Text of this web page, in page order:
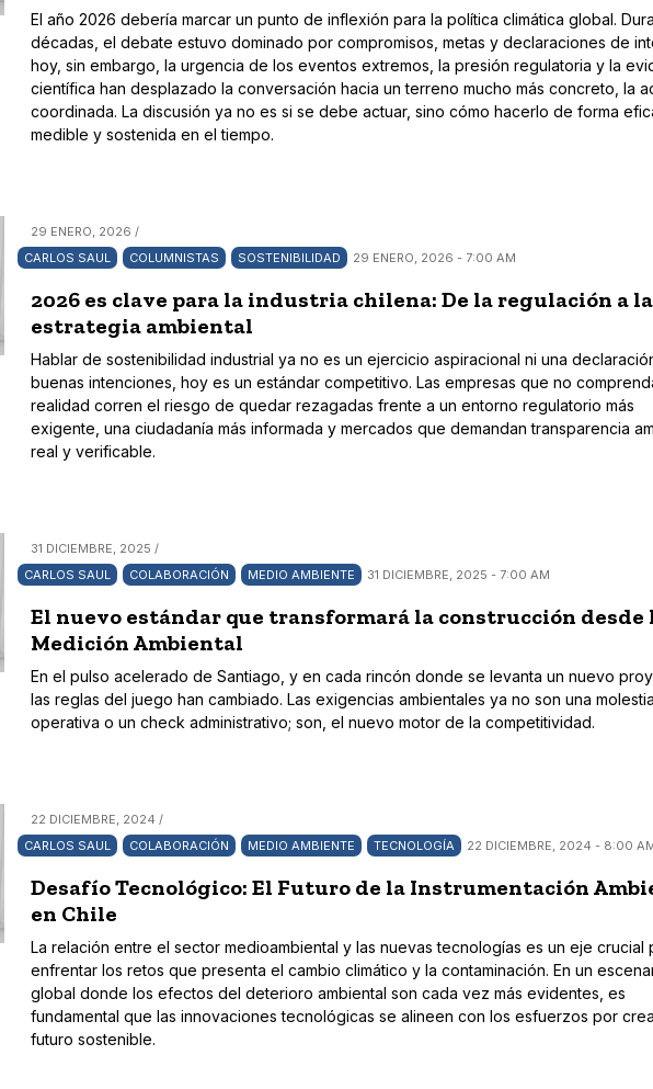
El año 2026 debería marcar un punto de inflexión para la política climática global.
décadas, el debate estuvo dominado por compromisos, metas y declaraciones de
hoy, sin embargo, la urgencia de los eventos extremos, la presión regulatoria y la
científica han desplazado la conversación hacia un terreno mucho más concreto, la
coordinada. La discusión ya no es si se debe actuar, sino cómo hacerlo de forma
medible y sostenida en el tiempo.
29 ENERO, 2026 /
CARLOS SAUL
COLUMNISTAS SOSTENIBILIDAD 29 ENERO, 2026 - 7:00 AM
2026 es clave para la industria chilena: De la regulación a la
estrategia ambiental
Hablar de sostenibilidad industrial ya no es un ejercicio aspiracional ni una
buenas intenciones, hoy es un estándar competitivo. Las empresas que no
realidad corren el riesgo de quedar rezagadas frente a un entorno regulatorio más
exigente, una ciudadanía más informada y mercados que demandan transparencia
real y verificable.
31 DICIEMBRE, 2025 /
CARLOS SAUL
COLABORACIÓN MEDIO AMBIENTE 31 DICIEMBRE, 2025 - 7:00 AM
El nuevo estándar que transformará la construcción desde
Medición Ambiental
En el pulso acelerado de Santiago, y en cada rincón donde se levanta un nuevo
las reglas del juego han cambiado. Las exigencias ambientales ya no son una molestia
operativa o un check administrativo; son, el nuevo motor de la competitividad.
22 DICIEMBRE, 2024 /
CARLOS SAUL
COLABORACIÓN MEDIO AMBIENTE TECNOLOGÍA 22 DICIEMBRE, 2024 - 8:00
Desafío Tecnológico: El Futuro de la Instrumentación
en Chile
La relación entre el sector medioambiental y las nuevas tecnologías es un eje crucial
enfrentar los retos que presenta el cambio climático y la contaminación. En un
global donde los efectos del deterioro ambiental son cada vez más evidentes, es
fundamental que las innovaciones tecnológicas se alineen con los esfuerzos por
futuro sostenible.